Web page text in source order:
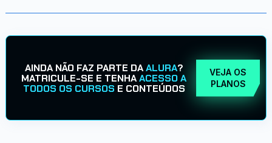
AINDA NÃO FAZ PARTE DAALURA?
MATRICULE-SE E TENHAACESSO A
TODOS OS CURSOS E CONTEÚDOS
VEJA OS
PLANOS